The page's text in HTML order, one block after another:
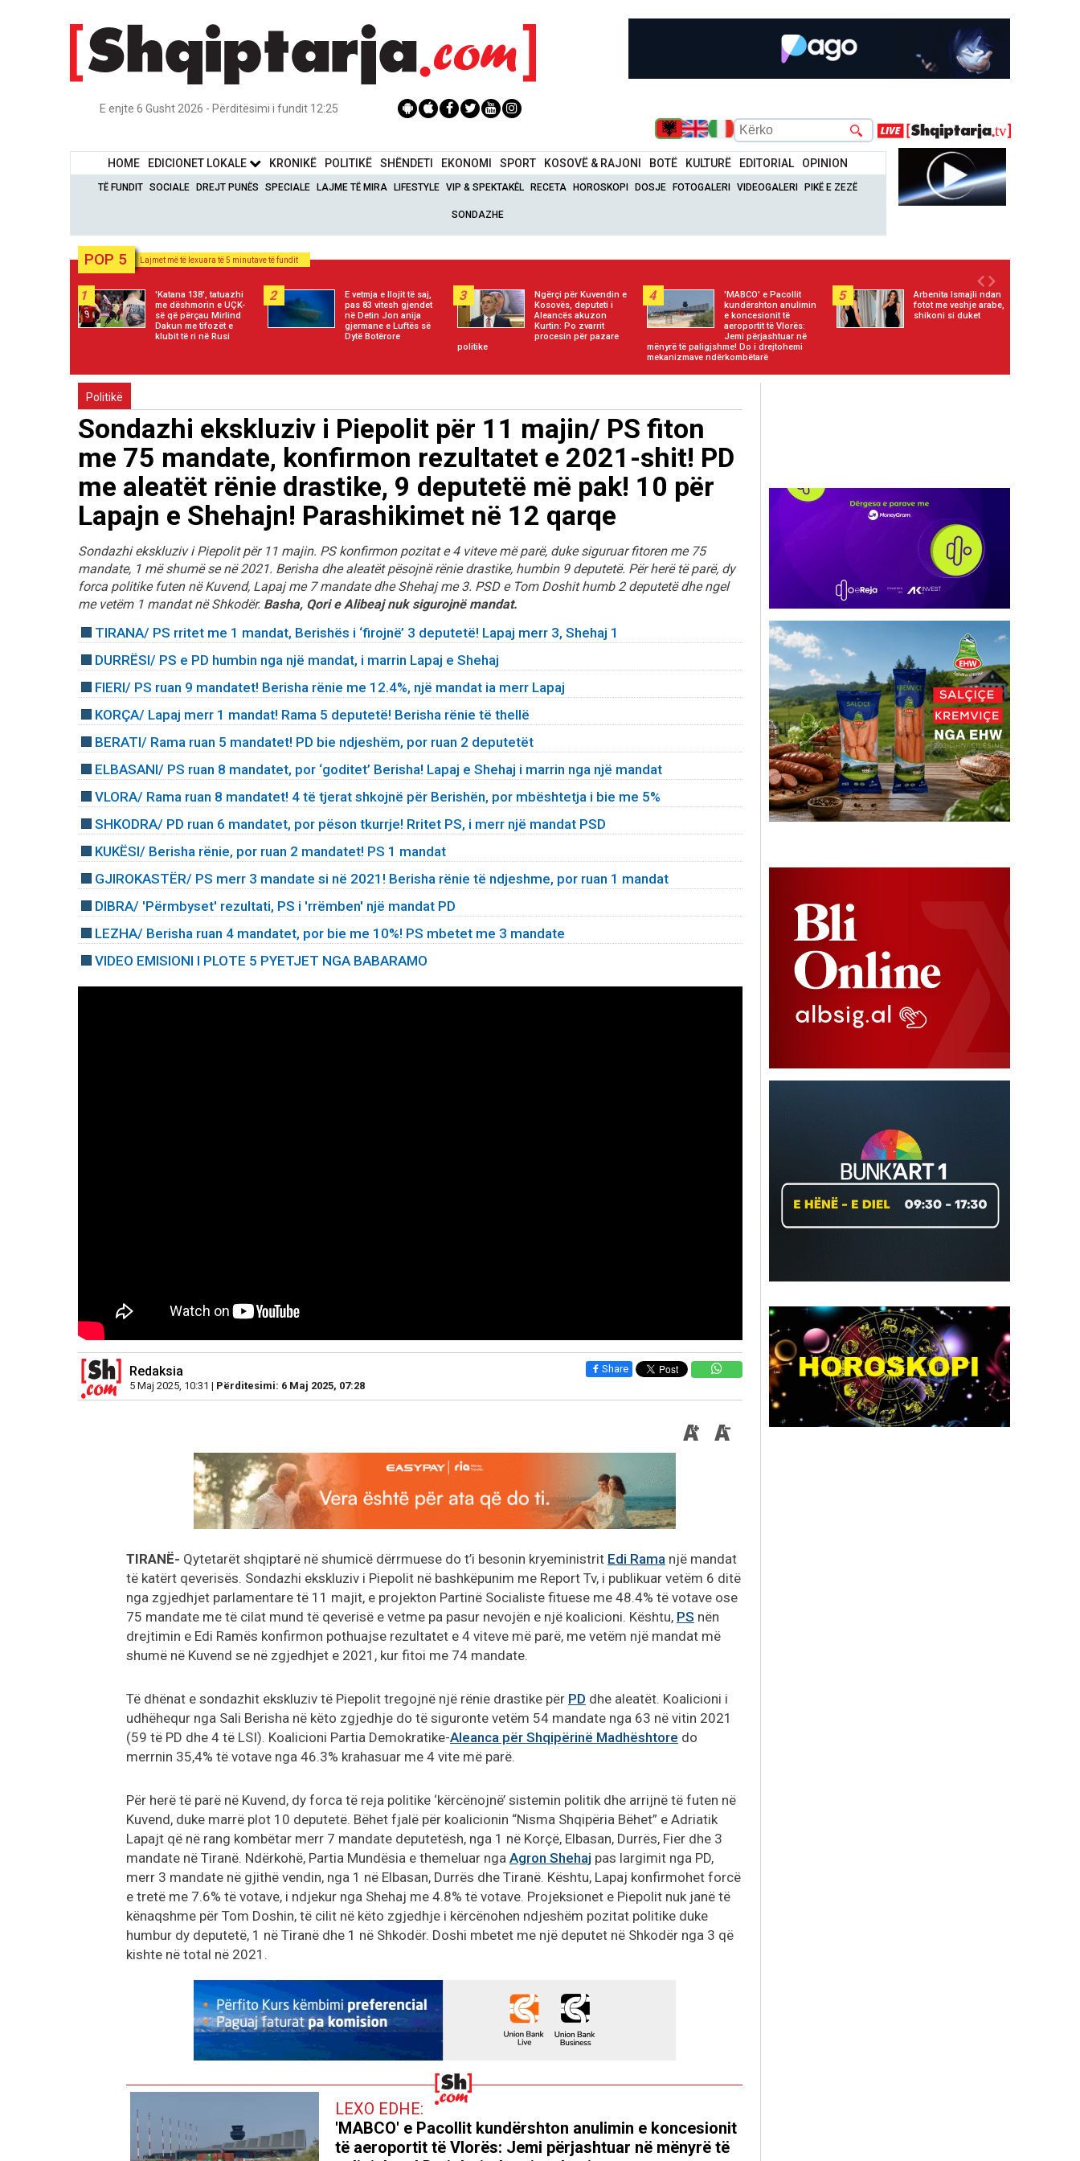
E enjte 6 Gusht 2026 - Përditësimi i fundit 12:25
HOME EDICIONET LOKALE KRONIKË POLITIKË SHËNDETI EKONOMI SPORT KOSOVË & RAJONI BOTË KULTURË EDITORIAL OPINION
TË FUNDIT SOCIALE DREJT PUNËS SPECIALE LAJME TË MIRA LIFESTYLE VIP & SPEKTAKËL RECETA HOROSKOPI DOSJE FOTOGALERI VIDEOGALERI PIKË E ZEZË
SONDAZHE
POP 5 Lajmet më të lexuara të 5 minutave të fundit
1
'Katana 138', tatuazhi
me dëshmorin e UÇK-
së që përçau Mirlind
Dakun me tifozët e
klubit të ri në Rusi
2
E vetmja e llojit të saj,
pas 83 vitesh gjendet
në Detin Jon anija
gjermane e Luftës së
Dytë Botërore
3
Ngërçi për Kuvendin e
Kosovës, deputeti i
Aleancës akuzon
Kurtin: Po zvarrit
procesin për pazare
politike
4
'MABCO' e Pacollit
kundërshton anulimin
e koncesionit të
aeroportit të Vlorës:
Jemi përjashtuar në
mënyrë të paligjshme! Do i drejtohemi
mekanizmave ndërkombëtarë
5
Arbenita Ismajli ndan
fotot me veshje arabe,
shikoni si duket
Politikë
Sondazhi ekskluziv i Piepolit për 11 majin/ PS fiton
me 75 mandate, konfirmon rezultatet e 2021-shit! PD
me aleatët rënie drastike, 9 deputetë më pak! 10 për
Lapajn e Shehajn! Parashikimet në 12 qarqe
Sondazhi ekskluziv i Piepolit për 11 majin. PS konfirmon pozitat e 4 viteve më parë, duke siguruar fitoren me 75
mandate, 1 më shumë se në 2021. Berisha dhe aleatët pësojnë rënie drastike, humbin 9 deputetë. Për herë të parë, dy
forca politike futen në Kuvend, Lapaj me 7 mandate dhe Shehaj me 3. PSD e Tom Doshit humb 2 deputetë dhe ngel
me vetëm 1 mandat në Shkodër. Basha, Qori e Alibeaj nuk sigurojnë mandat.
TIRANA/ PS rritet me 1 mandat, Berishës i ‘firojnë’ 3 deputetë! Lapaj merr 3, Shehaj 1
DURRËSI/ PS e PD humbin nga një mandat, i marrin Lapaj e Shehaj
FIERI/ PS ruan 9 mandatet! Berisha rënie me 12.4%, një mandat ia merr Lapaj
KORÇA/ Lapaj merr 1 mandat! Rama 5 deputetë! Berisha rënie të thellë
BERATI/ Rama ruan 5 mandatet! PD bie ndjeshëm, por ruan 2 deputetët
ELBASANI/ PS ruan 8 mandatet, por ‘goditet’ Berisha! Lapaj e Shehaj i marrin nga një mandat
VLORA/ Rama ruan 8 mandatet! 4 të tjerat shkojnë për Berishën, por mbështetja i bie me 5%
SHKODRA/ PD ruan 6 mandatet, por pëson tkurrje! Rritet PS, i merr një mandat PSD
KUKËSI/ Berisha rënie, por ruan 2 mandatet! PS 1 mandat
GJIROKASTËR/ PS merr 3 mandate si në 2021! Berisha rënie të ndjeshme, por ruan 1 mandat
DIBRA/ 'Përmbyset' rezultati, PS i 'rrëmben' një mandat PD
LEZHA/ Berisha ruan 4 mandatet, por bie me 10%! PS mbetet me 3 mandate
VIDEO EMISIONI I PLOTE 5 PYETJET NGA BABARAMO
Redaksia
5 Maj 2025, 10:31 | Përditesimi: 6 Maj 2025, 07:28
Share
TIRANË- Qytetarët shqiptarë në shumicë dërrmuese do t’i besonin kryeministrit Edi Rama një mandat
të katërt qeverisës. Sondazhi ekskluziv i Piepolit në bashkëpunim me Report Tv, i publikuar vetëm 6 ditë
nga zgjedhjet parlamentare të 11 majit, e projekton Partinë Socialiste fituese me 48.4% të votave ose
75 mandate me të cilat mund të qeverisë e vetme pa pasur nevojën e një koalicioni. Kështu, PS nën
drejtimin e Edi Ramës konfirmon pothuajse rezultatet e 4 viteve më parë, me vetëm një mandat më
shumë në Kuvend se në zgjedhjet e 2021, kur fitoi me 74 mandate.
Të dhënat e sondazhit ekskluziv të Piepolit tregojnë një rënie drastike për PD dhe aleatët. Koalicioni i
udhëhequr nga Sali Berisha në këto zgjedhje do të siguronte vetëm 54 mandate nga 63 në vitin 2021
(59 të PD dhe 4 të LSI). Koalicioni Partia Demokratike-Aleanca për Shqipërinë Madhështore do
merrnin 35,4% të votave nga 46.3% krahasuar me 4 vite më parë.
Për herë të parë në Kuvend, dy forca të reja politike ‘kërcënojnë’ sistemin politik dhe arrijnë të futen në
Kuvend, duke marrë plot 10 deputetë. Bëhet fjalë për koalicionin “Nisma Shqipëria Bëhet” e Adriatik
Lapajt që në rang kombëtar merr 7 mandate deputetësh, nga 1 në Korçë, Elbasan, Durrës, Fier dhe 3
mandate në Tiranë. Ndërkohë, Partia Mundësia e themeluar nga Agron Shehaj pas largimit nga PD,
merr 3 mandate në gjithë vendin, nga 1 në Elbasan, Durrës dhe Tiranë. Kështu, Lapaj konfirmohet forcë
e tretë me 7.6% të votave, i ndjekur nga Shehaj me 4.8% të votave. Projeksionet e Piepolit nuk janë të
kënaqshme për Tom Doshin, të cilit në këto zgjedhje i kërcënohen ndjeshëm pozitat politike duke
humbur dy deputetë, 1 në Tiranë dhe 1 në Shkodër. Doshi mbetet me një deputet në Shkodër nga 3 që
kishte në total në 2021.
LEXO EDHE:
'MABCO' e Pacollit kundërshton anulimin e koncesionit
të aeroportit të Vlorës: Jemi përjashtuar në mënyrë të